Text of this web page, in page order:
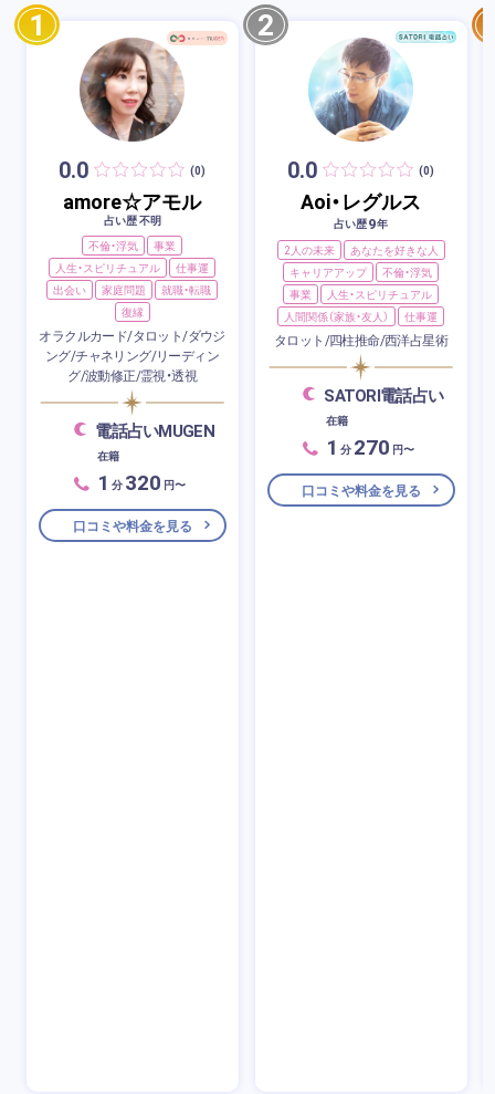
1
0.0 (0)
amore☆アモル
占い歴 不明
不倫・浮気
事業
人生・スピリチュアル
仕事運
出会い
家庭問題
就職・転職
復縁
オラクルカード/タロット/ダウジ
ング/チャネリング/リーディン
グ/波動修正/霊視・透視
電話占いMUGEN
在籍
1 分 320 円〜
口コミや料金を見る
2
0.0 (0)
Aoi・レグルス
占い歴9年
2人の未来
あなたを好きな人
キャリアアップ
不倫・浮気
事業
人生・スピリチュアル
人間関係（家族・友人）
仕事運
タロット/四柱推命/西洋占星術
SATORI電話占い
在籍
1 分 270 円〜
口コミや料金を見る